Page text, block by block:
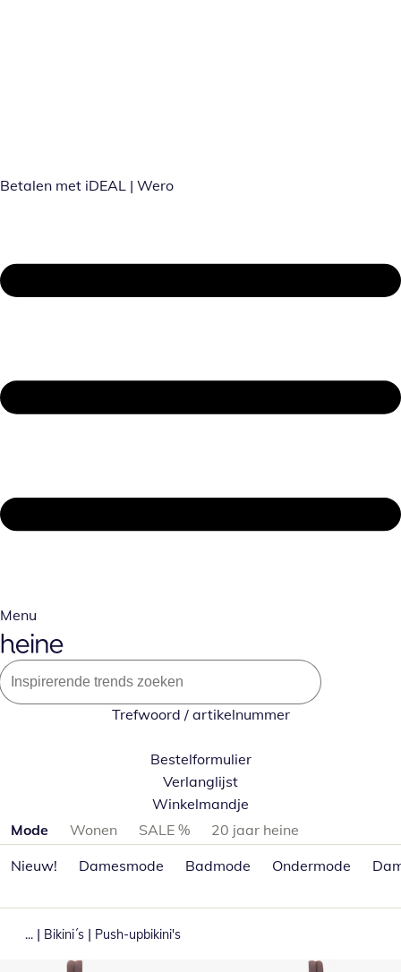
Betalen met iDEAL | Wero
Menu
Trefwoord / artikelnummer
Bestelformulier
Verlanglijst
Winkelmandje
Productcategorieën overslaan
Mode Wonen SALE %
20 jaar heine
Nieuw!
Damesmode Badmode Ondermode
... | Bikini´s | Push-upbikini's